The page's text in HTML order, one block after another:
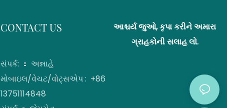
CONTACT US
સંપર્ક: ： અન્નાહે
મોબાઇલ/વેચટ/વોટ્સએપ : +86
13751114848
આશ્ચર્ય જુઓ, કૃપા કરીને અમારા
ગ્રાહકોની સલાહ લો.